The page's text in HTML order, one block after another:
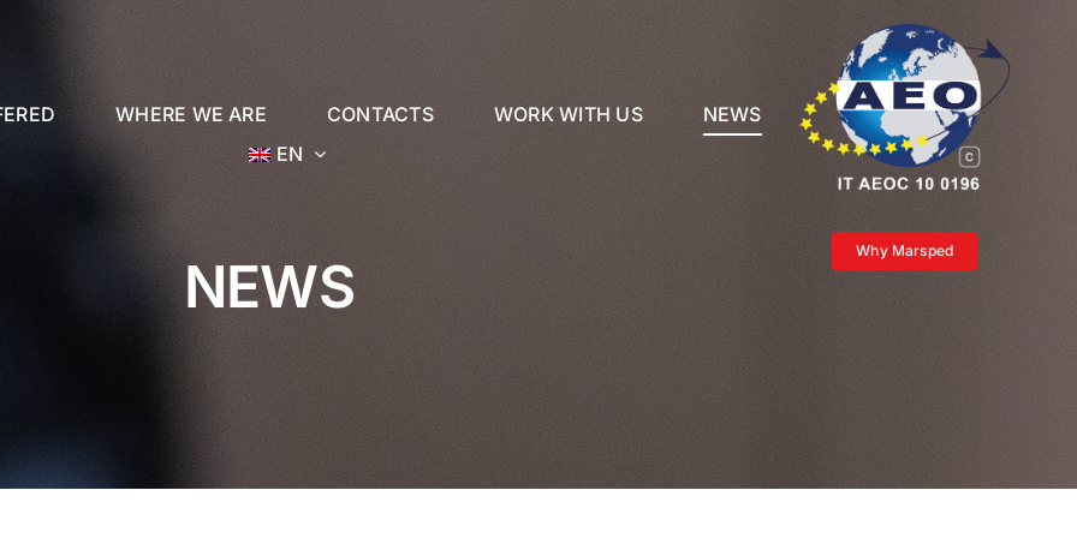
WHERE WE ARE CONTACTS WORK WITH US
NEWS
EN
Why Marsped
NEWS